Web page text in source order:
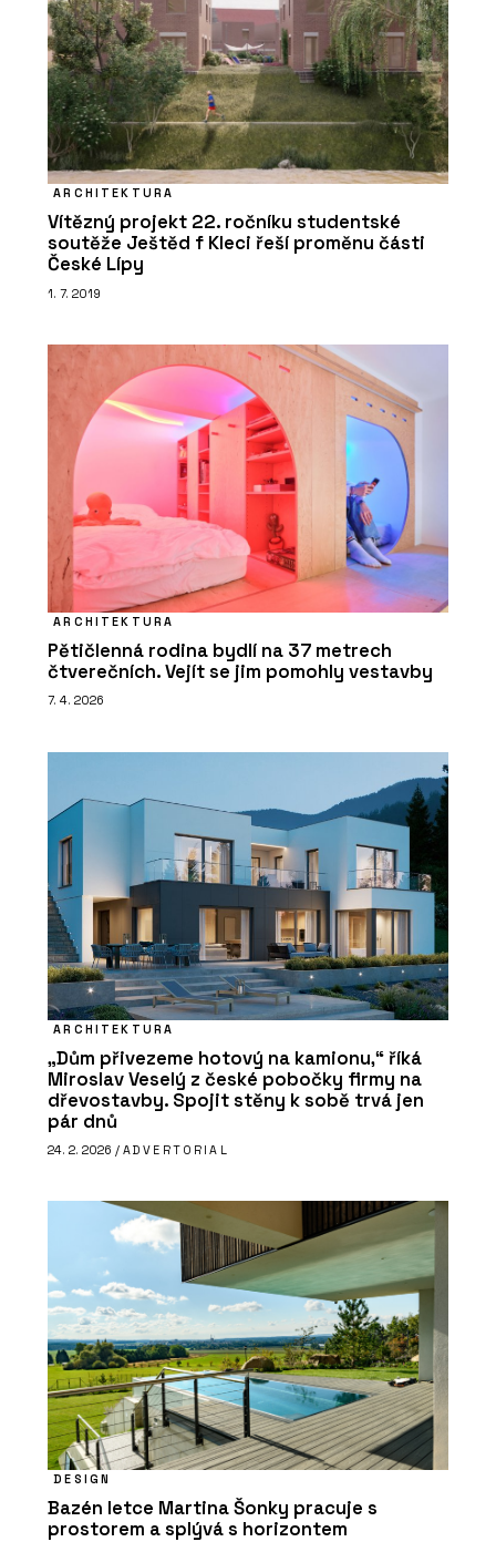
ARCHITEKTURA
Vítězný projekt 22. ročníku studentské
soutěže Ještěd f Kleci řeší proměnu části
České Lípy
1. 7. 2019
ARCHITEKTURA
Pětičlenná rodina bydlí na 37 metrech
čtverečních. Vejít se jim pomohly vestavby
7. 4. 2026
ARCHITEKTURA
„Dům přivezeme hotový na kamionu,“ říká
Miroslav Veselý z české pobočky firmy na
dřevostavby. Spojit stěny k sobě trvá jen
pár dnů
24. 2. 2026 / ADVERTORIAL
DESIGN
Bazén letce Martina Šonky pracuje s
prostorem a splývá s horizontem